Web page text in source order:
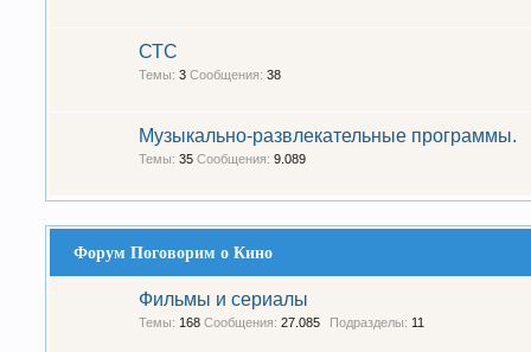
СТС
Темы: 3 Сообщения: 38
Музыкально-развлекательные программы.
Темы: 35 Сообщения: 9.089
Форум Поговорим о Кино
Фильмы и сериалы
Темы: 168 Сообщения: 27.085 Подразделы: 11